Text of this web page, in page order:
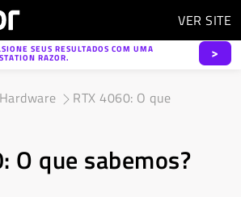
VER SITE
SEUS RESULTADOS COM UMA
RAZOR. >
Hardware
RTX 4060: O que
O que sabemos?